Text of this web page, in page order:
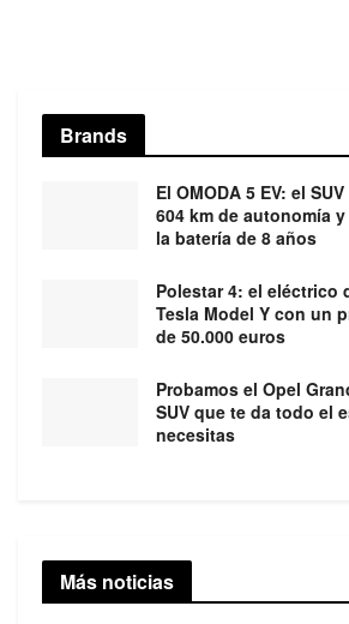
Brands
El OMODA 5 EV: el
604 km de autonomía
la batería de 8 años
Polestar 4: el eléctrico
Tesla Model Y con un
de 50.000 euros
Probamos el Opel
SUV que te da todo el
necesitas
Más noticias